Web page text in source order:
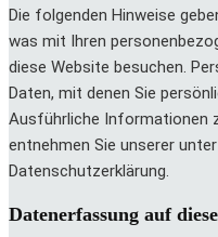
Die folgenden Hinweise
was mit Ihren
diese Website besuchen.
Daten, mit denen Sie
Ausführliche Informationen
entnehmen Sie unserer
Datenschutzerklärung.
Datenerfassung auf